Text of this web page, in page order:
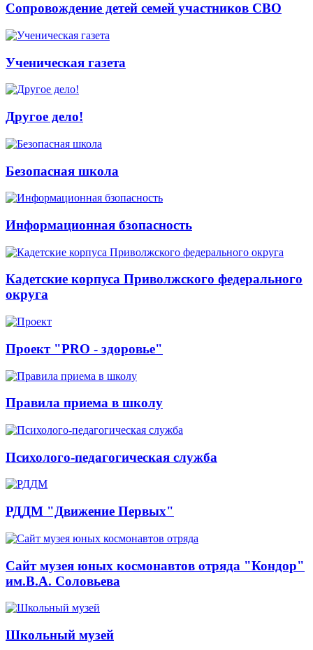
Сопровождение детей семей участников СВО
Ученическая газета
Другое дело!
Безопасная школа
Информационная бзопасность
Кадетские корпуса Приволжского федерального
округа
Проект "PRO - здоровье"
Правила приема в школу
Психолого-педагогическая служба
РДДМ "Движение Первых"
Сайт музея юных космонавтов отряда "Кондор"
им.В.А. Соловьева
Школьный музей